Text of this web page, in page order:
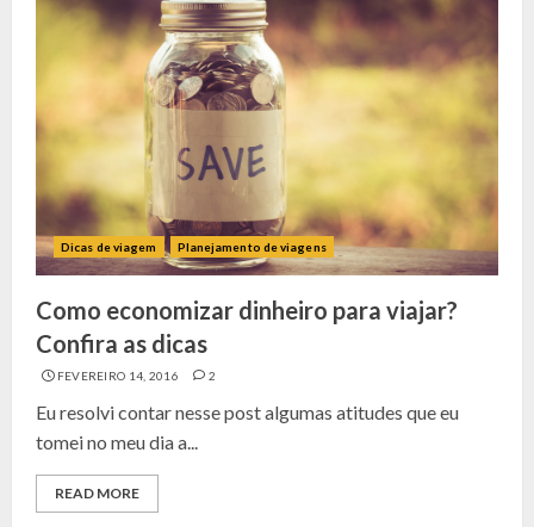
Dicas de viagem Planejamento de viagens
Como economizar dinheiro para viajar?
Confira as dicas
FEVEREIRO 14, 2016 2
Eu resolvi contar nesse post algumas atitudes que eu
tomei no meu dia a...
READ MORE